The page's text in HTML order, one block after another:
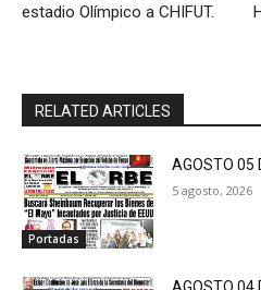
estadio Olímpico a CHIFUT.
RELATED ARTICLES
Portadas
AGOSTO 05
5 agosto, 2026
AGOSTO 04